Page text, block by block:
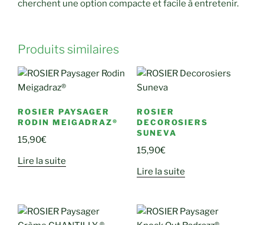
cherchent une option compacte et facile à entretenir.
Produits similaires
ROSIER PAYSAGER
RODIN MEIGADRAZ®
15,90€
Lire la suite
ROSIER
DECOROSIERS
SUNEVA
15,90€
Lire la suite